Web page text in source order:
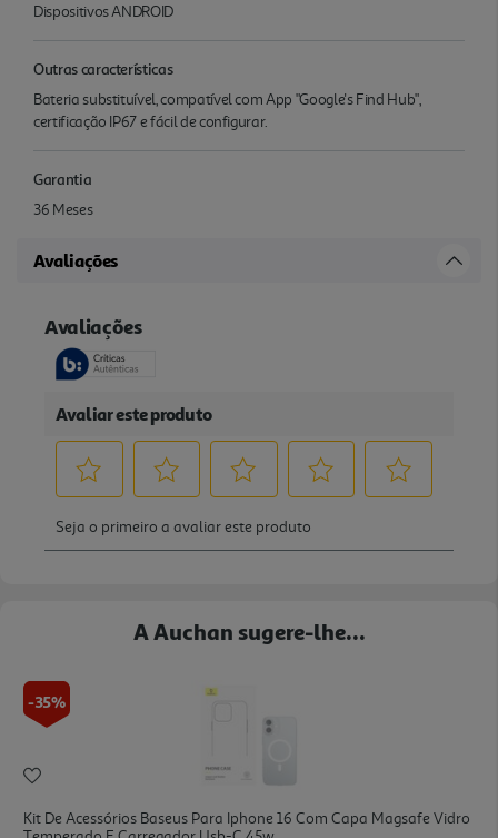
Dispositivos ANDROID
Outras características
Bateria substituível, compatível com App "Google's Find Hub",
certificação IP67 e fácil de configurar.
Garantia
36 Meses
Avaliações
A Auchan sugere-lhe...
-35%
Kit De Acessórios Baseus Para Iphone 16 Com Capa Magsafe Vidro